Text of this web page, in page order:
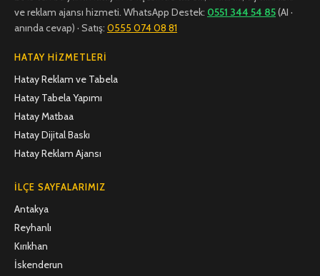
ve reklam ajansı hizmeti. WhatsApp Destek: 0551 344 54 85(AI ·
anında cevap) · Satış: 0555 074 08 81
HATAY HIZMETLERI
Hatay Reklam ve Tabela
Hatay Tabela Yapımı
Hatay Matbaa
Hatay Dijital Baskı
Hatay Reklam Ajansı
İLÇE SAYFALARIMIZ
Antakya
Reyhanlı
Kırıkhan
İskenderun